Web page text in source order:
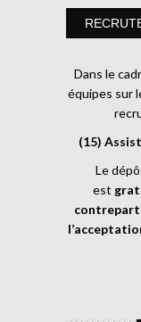
Dans le
équipes sur
(15)
Le
est